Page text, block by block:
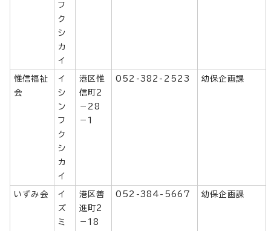
フ
ク
シ
カ
イ
惟信福祉
会
イ
シ
ン
フ
ク
シ
カ
イ
港区惟
信町2
－28
－1
052-382-2523 幼保企画課
いずみ会
イ
ズ
ミ
港区善
進町2
－18
052-384-5667 幼保企画課